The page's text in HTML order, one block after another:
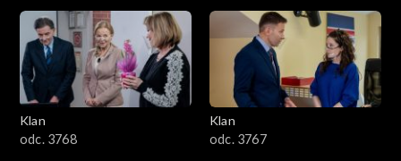
Klan
odc. 3768
Klan
odc. 3767